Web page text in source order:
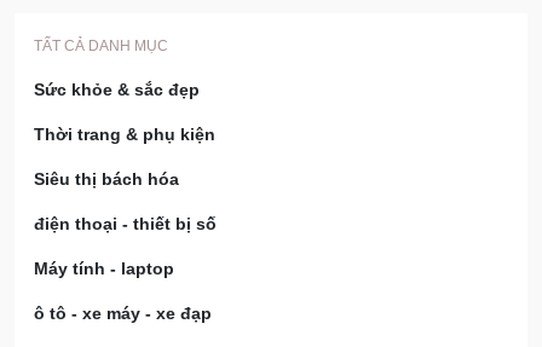
TẤT CẢ DANH MỤC
Sức khỏe & sắc đẹp
Thời trang & phụ kiện
Siêu thị bách hóa
điện thoại - thiết bị số
Máy tính - laptop
ô tô - xe máy - xe đạp